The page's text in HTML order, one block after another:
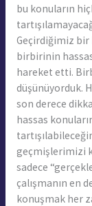
bu konuların
Geçirdiğimiz bir
birbirinin
hareket etti.
düşünüyorduk.
son derece
hassas
geçmişlerimizi
sadece
çalışmanın en
konuşmak her